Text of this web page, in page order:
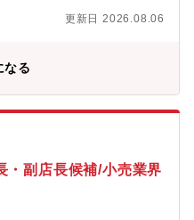
・部門ごとに行う年200回の教
費用はほぼ会社負担で実施し
：00。一部店舗は21時※残業
程度※残業代は全額支給
更新日 2026.08.06
なる
・副店長候補/小売業界